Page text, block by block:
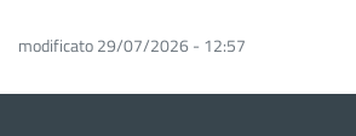
modificato 29/07/2026 - 12:57